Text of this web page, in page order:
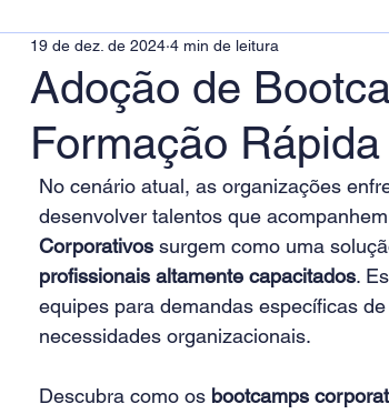
Gestão de Pessoas
Responsabilidade Social
Adoção de
Formação
19 de dez. de 2024 4 min de leitura
No cenário atual, as organizações
desenvolver talentos que
Corporativos surgem como uma
profissionais altamente capacitados.
equipes para demandas específicas
necessidades organizacionais.
Descubra como os bootcamps